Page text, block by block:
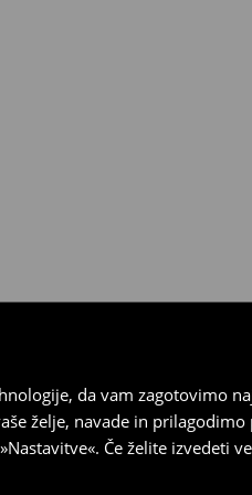
da vam zagotovimo
želje, navade in
Če želite izvedeti